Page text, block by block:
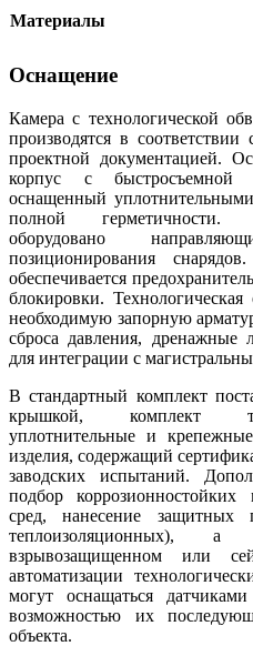
Материалы
Оснащение
Камера с технологической
производятся в
проектной документацией.
корпус с
оснащенный
полной герметичности.
оборудовано
позиционирования
обеспечивается
блокировки.
необходимую запорную
сброса давления,
для интеграции с
В стандартный комплект
крышкой, комплект
уплотнительные и
изделия, содержащий
заводских испытаний.
подбор коррозионностойких
сред, нанесение защитных
теплоизоляционных),
взрывозащищенном или
автоматизации
могут оснащаться
возможностью их
объекта.